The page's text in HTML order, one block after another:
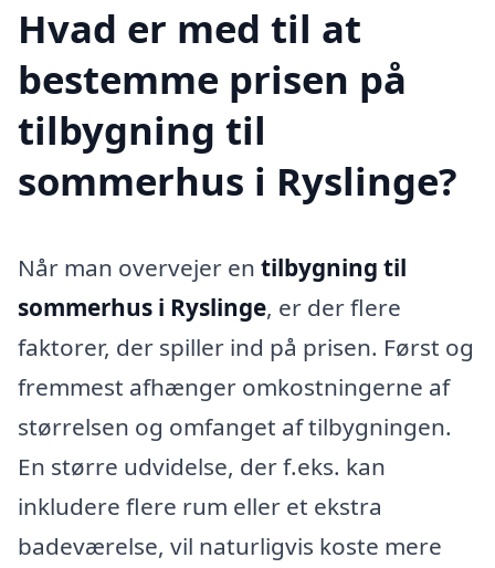
Hvad er med til at
bestemme prisen på
tilbygning til
sommerhus i Ryslinge?
Når man overvejer en tilbygning til
sommerhus i Ryslinge, er der flere
faktorer, der spiller ind på prisen. Først og
fremmest afhænger omkostningerne af
størrelsen og omfanget af tilbygningen.
En større udvidelse, der f.eks. kan
inkludere flere rum eller et ekstra
badeværelse, vil naturligvis koste mere